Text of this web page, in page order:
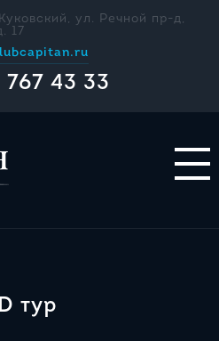
ул. Речной пр-д,
17
767 43 33
тур